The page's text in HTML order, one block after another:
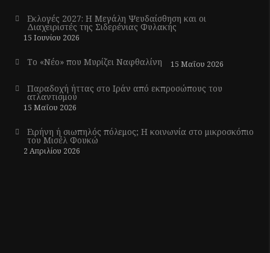
Εκλογές 2027: Η Μεγάλη Ψευδαίσθηση και οι
Διαχειριστές της Σιδερένιας Φυλακής
15 Ιουνίου 2026
Το «Νέο» που Μυρίζει Ναφθαλίνη 15 Μαΐου 2026
Παραδοχή ήττας στο Ιράν από εκπροσώπους του
ατλαντισμού
15 Μαΐου 2026
Ειρήνη ή σιωπηλός πόλεμος; Η κοινωνία στο μικροσκόπιο
του Μισέλ Φουκώ
2 Απριλίου 2026